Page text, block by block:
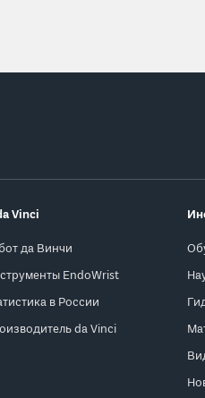
Vinci
да Винчи
EndoWrist
в России
da Vinci